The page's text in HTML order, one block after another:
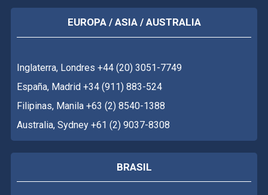
EUROPA / ASIA / AUSTRALIA
Inglaterra, Londres +44 (20) 3051-7749
España, Madrid +34 (911) 883-524
Filipinas, Manila +63 (2) 8540-1388
Australia, Sydney +61 (2) 9037-8308
BRASIL